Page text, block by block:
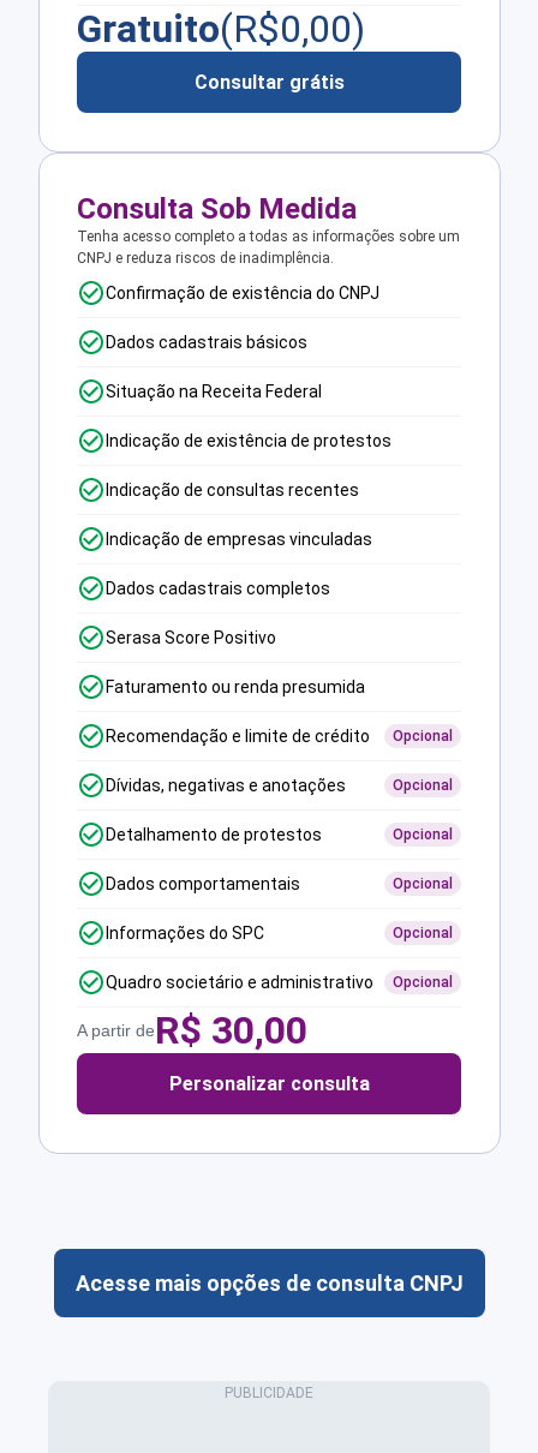
Gratuito(R$0,00)
Consultar grátis
Consulta Sob Medida
Tenha acesso completo a todas as informações sobre um
CNPJ e reduza riscos de inadimplência.
Confirmação de existência do CNPJ
Dados cadastrais básicos
Situação na Receita Federal
Indicação de existência de protestos
Indicação de consultas recentes
Indicação de empresas vinculadas
Dados cadastrais completos
Serasa Score Positivo
Faturamento ou renda presumida
Recomendação e limite de crédito Opcional
Dívidas, negativas e anotações Opcional
Detalhamento de protestos Opcional
Dados comportamentais Opcional
Informações do SPC Opcional
Quadro societário e administrativo Opcional
A partir deR$ 30,00
Personalizar consulta
Acesse mais opções de consulta CNPJ